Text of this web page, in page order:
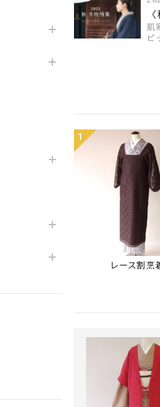
肌
ピ
1
レース割烹